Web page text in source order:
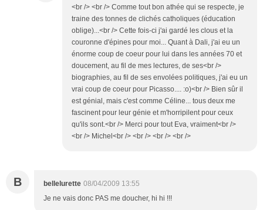
<br /> <br /> Comme tout bon athée qui se respecte, je
traine des tonnes de clichés catholiques (éducation
oblige)...<br /> Cette fois-ci j'ai gardé les clous et la
couronne d'épines pour moi... Quant à Dali, j'ai eu un
énorme coup de coeur pour lui dans les années 70 et
doucement, au fil de mes lectures, de ses<br />
biographies, au fil de ses envolées politiques, j'ai eu un
vrai coup de coeur pour Picasso.... :o)<br /> Bien sûr il
est génial, mais c'est comme Céline... tous deux me
fascinent pour leur génie et m'horripilent pour ceux
qu'ils sont.<br /> Merci pour tout Eva, vraiment<br />
<br /> Michel<br /> <br /> <br /> <br />
B bellelurette 08/04/2009 13:55
Je ne vais donc PAS me doucher, hi hi !!!